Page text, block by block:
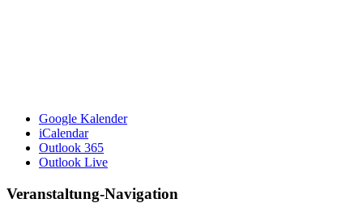
Google Kalender
iCalendar
Outlook 365
Outlook Live
Veranstaltung-Navigation